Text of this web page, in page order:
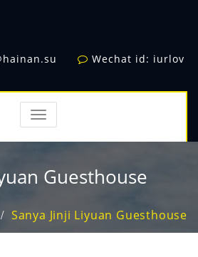
Wechat id: iurlov
TOGGLE
NAVIGATION
Guesthouse
Sanya Jinji Liyuan Guesthouse